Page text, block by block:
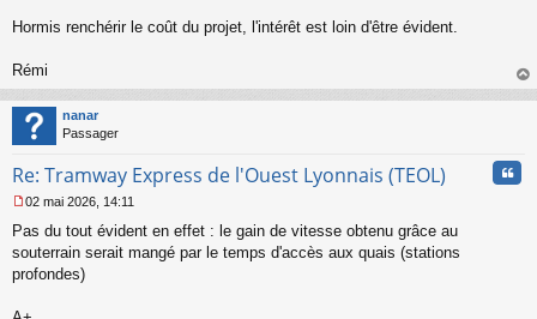
s
e
n
o
n
l
Hormis renchérir le coût du projet, l'intérêt est loin d'être évident.
Rémi
au
nanar
Passager
Re: Tramway Express de l'Ouest Lyonnais (TEOL)
e
s
s
02 mai 2026, 14:11
Pas du tout évident en effet : le gain de vitesse obtenu grâce au
souterrain serait mangé par le temps d'accès aux quais (stations
profondes)